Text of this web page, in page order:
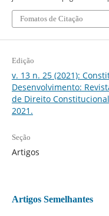
Fomatos de Citação
Edição
v. 13 n. 25 (2021):
Desenvolvimento:
de Direito
2021.
Seção
Artigos
Artigos Semelhantes